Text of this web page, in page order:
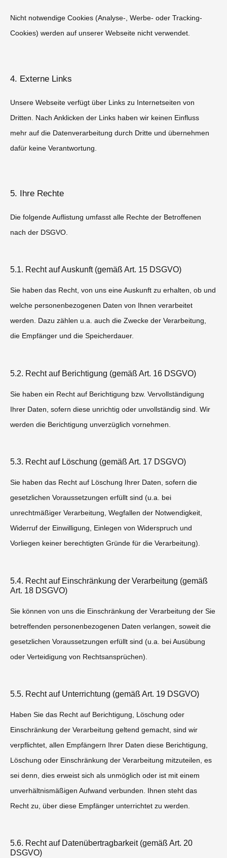
Nicht notwendige Cookies (Analyse-, Werbe- oder Tracking-
Cookies) werden auf unserer Webseite nicht verwendet.
4. Externe Links
Unsere Webseite verfügt über Links zu Internetseiten von
Dritten. Nach Anklicken der Links haben wir keinen Einfluss
mehr auf die Datenverarbeitung durch Dritte und übernehmen
dafür keine Verantwortung.
5. Ihre Rechte
Die folgende Auflistung umfasst alle Rechte der Betroffenen
nach der DSGVO.
5.1. Recht auf Auskunft (gemäß Art. 15 DSGVO)
Sie haben das Recht, von uns eine Auskunft zu erhalten, ob und
welche personenbezogenen Daten von Ihnen verarbeitet
werden. Dazu zählen u.a. auch die Zwecke der Verarbeitung,
die Empfänger und die Speicherdauer.
5.2. Recht auf Berichtigung (gemäß Art. 16 DSGVO)
Sie haben ein Recht auf Berichtigung bzw. Vervollständigung
Ihrer Daten, sofern diese unrichtig oder unvollständig sind. Wir
werden die Berichtigung unverzüglich vornehmen.
5.3. Recht auf Löschung (gemäß Art. 17 DSGVO)
Sie haben das Recht auf Löschung Ihrer Daten, sofern die
gesetzlichen Voraussetzungen erfüllt sind (u.a. bei
unrechtmäßiger Verarbeitung, Wegfallen der Notwendigkeit,
Widerruf der Einwilligung, Einlegen von Widerspruch und
Vorliegen keiner berechtigten Gründe für die Verarbeitung).
5.4. Recht auf Einschränkung der Verarbeitung (gemäß
Art. 18 DSGVO)
Sie können von uns die Einschränkung der Verarbeitung der Sie
betreffenden personenbezogenen Daten verlangen, soweit die
gesetzlichen Voraussetzungen erfüllt sind (u.a. bei Ausübung
oder Verteidigung von Rechtsansprüchen).
5.5. Recht auf Unterrichtung (gemäß Art. 19 DSGVO)
Haben Sie das Recht auf Berichtigung, Löschung oder
Einschränkung der Verarbeitung geltend gemacht, sind wir
verpflichtet, allen Empfängern Ihrer Daten diese Berichtigung,
Löschung oder Einschränkung der Verarbeitung mitzuteilen, es
sei denn, dies erweist sich als unmöglich oder ist mit einem
unverhältnismäßigen Aufwand verbunden. Ihnen steht das
Recht zu, über diese Empfänger unterrichtet zu werden.
5.6. Recht auf Datenübertragbarkeit (gemäß Art. 20
DSGVO)